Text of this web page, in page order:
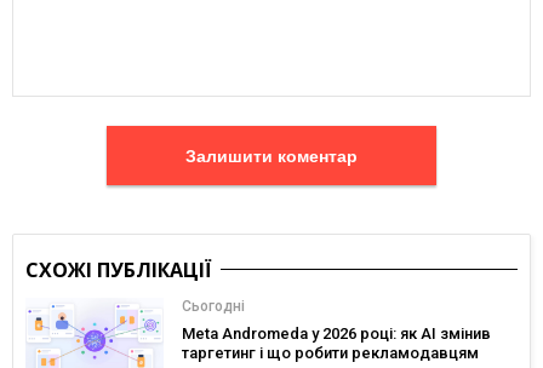
Залишити коментар
СХОЖІ ПУБЛІКАЦІЇ
Сьогодні
Meta Andromeda у 2026 році: як AI змінив
таргетинг і що робити рекламодавцям